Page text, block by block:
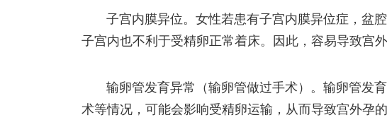
子宫内膜异位。女性若患有子宫内膜异位症，盆
子宫内也不利于受精卵正常着床。因此，容易导致宫外
输卵管发育异常（输卵管做过手术）。输卵管发
术等情况，可能会影响受精卵运输，从而导致宫外孕的